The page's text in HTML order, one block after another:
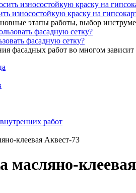
износостойкую краску на
этапы работы, выбор
фасадную сетку?
фасадных работ во многом
работ
клеевая Аквест-73
масляно-